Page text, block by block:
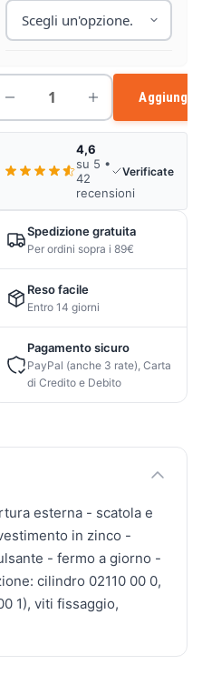
Aggiungi
4,6
su 5 •
42
recensioni
Verificate
Spedizione gratuita
Per ordini sopra i 89€
Reso facile
Entro 14 giorni
Pagamento sicuro
PayPal (anche 3 rate), Carta
di Credito e Debito
esterna - scatola e
in zinco -
- fermo a giorno -
cilindro 02110 00 0,
1), viti fissaggio,